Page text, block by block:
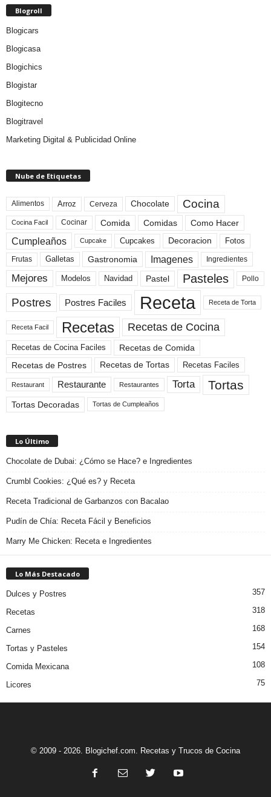
Blogroll
Blogicars
Blogicasa
Blogichics
Blogistar
Blogitecno
Blogitravel
Marketing Digital & Publicidad Online
Nube de Etiquetas
Alimentos Arroz Cerveza Chocolate Cocina
Cocina Facil Cocinar Comida Comidas Como Hacer
Cumpleaños Cupcake Cupcakes Decoracion Fotos
Frutas Galletas Gastronomia Imagenes Ingredientes
Mejores Modelos Navidad Pastel Pasteles Pollo
Postres Postres Faciles Receta Receta de Torta
Receta Facil Recetas Recetas de Cocina
Recetas de Cocina Faciles
Recetas de Comida
Recetas de Postres
Recetas de Tortas Recetas Faciles
Restaurant Restaurante Restaurantes Torta Tortas
Tortas Decoradas Tortas de Cumpleaños
Lo Último
Chocolate de Dubai: ¿Cómo se Hace? e Ingredientes
Crumbl Cookies: ¿Qué es? y Receta
Receta Tradicional de Garbanzos con Bacalao
Pudín de Chía: Receta Fácil y Beneficios
Marry Me Chicken: Receta e Ingredientes
Lo Más Destacado
Dulces y Postres 357
Recetas 318
Carnes 168
Tortas y Pasteles 154
Comida Mexicana 108
Licores 75
© 2009 - 2026. Blogichef.com. Recetas y Trucos de Cocina